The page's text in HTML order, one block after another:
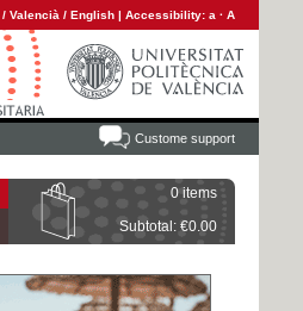
/ Valencià / English | Accessibility: a · A
Custome support
0 items
Subtotal: €0.00